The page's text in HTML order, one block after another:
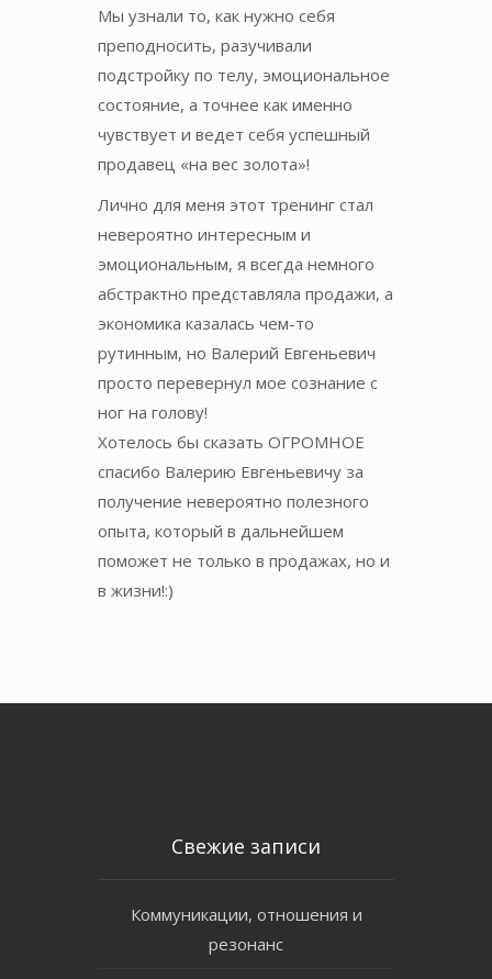
Мы узнали то, как нужно себя
преподносить, разучивали
подстройку по телу, эмоциональное
состояние, а точнее как именно
чувствует и ведет себя успешный
продавец «на вес золота»!
Лично для меня этот тренинг стал
невероятно интересным и
эмоциональным, я всегда немного
абстрактно представляла продажи, а
экономика казалась чем-то
рутинным, но Валерий Евгеньевич
просто перевернул мое сознание с
ног на голову!
Хотелось бы сказать ОГРОМНОЕ
спасибо Валерию Евгеньевичу за
получение невероятно полезного
опыта, который в дальнейшем
поможет не только в продажах, но и
в жизни!:)
Свежие записи
Коммуникации, отношения и
резонанс